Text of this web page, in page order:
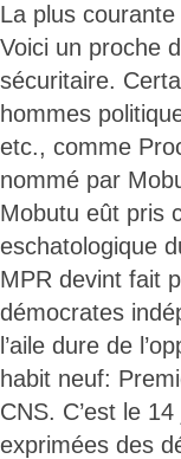
La plus
Voici un proche
sécuritaire.
hommes
etc., comme
nommé par
Mobutu eût pris
eschatologique
MPR devint fait
démocrates
l’aile dure de
habit neuf:
CNS. C’est le
exprimées des